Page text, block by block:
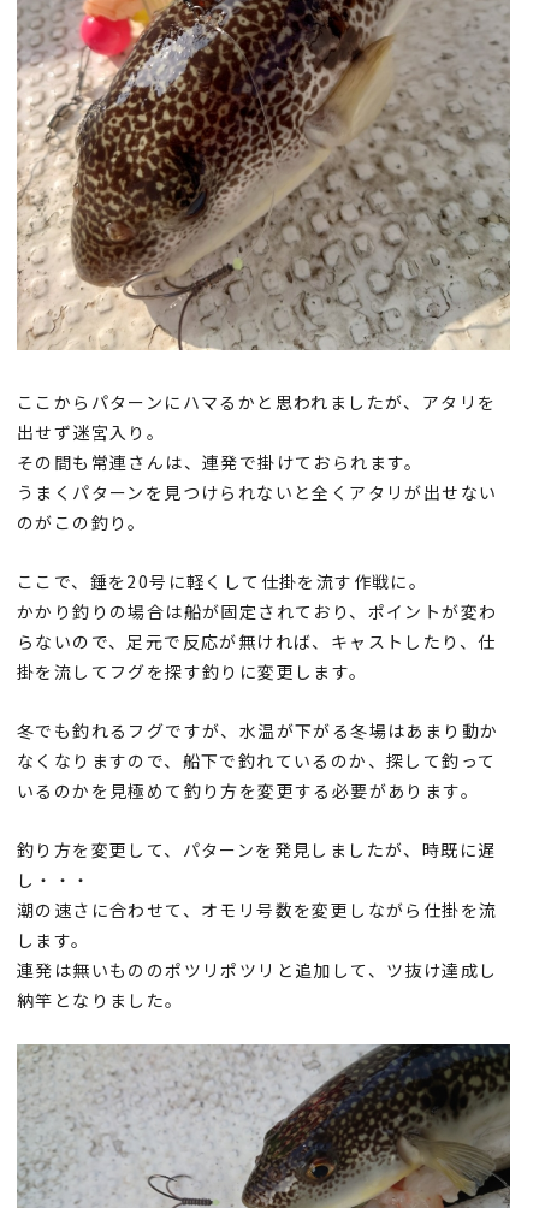
ここからパターンにハマるかと思われましたが、アタリを
出せず迷宮入り。
その間も常連さんは、連発で掛けておられます。
うまくパターンを見つけられないと全くアタリが出せない
のがこの釣り。
ここで、錘を20号に軽くして仕掛を流す作戦に。
かかり釣りの場合は船が固定されており、ポイントが変わ
らないので、足元で反応が無ければ、キャストしたり、仕
掛を流してフグを探す釣りに変更します。
冬でも釣れるフグですが、水温が下がる冬場はあまり動か
なくなりますので、船下で釣れているのか、探して釣って
いるのかを見極めて釣り方を変更する必要があります。
釣り方を変更して、パターンを発見しましたが、時既に遅
し・・・
潮の速さに合わせて、オモリ号数を変更しながら仕掛を流
します。
連発は無いもののポツリポツリと追加して、ツ抜け達成し
納竿となりました。